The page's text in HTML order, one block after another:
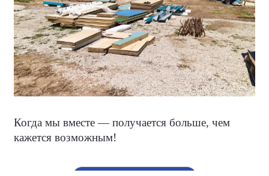
Когда мы вместе — получается больше, чем
кажется возможным!